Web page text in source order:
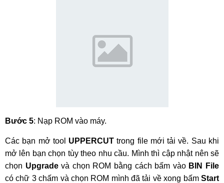
Bước 5: Nạp ROM vào máy.
Các bạn mở tool UPPERCUT trong file mới tải về. Sau khi
mở lên bạn chọn tùy theo nhu cầu. Mình thì cập nhật nên sẽ
chọn Upgradevà chọn ROM bằng cách bấm vào BIN File
có chữ 3 chấm và chọn ROM mình đã tải về xong bấm Start